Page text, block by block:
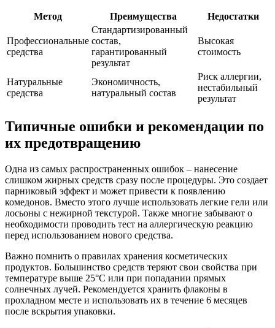
Метод Преимущества Недостатки
Профессиональные
средства
Стандартизированный
состав,
гарантированный
результат
Высокая
стоимость
Натуральные
средства
Экономичность,
натуральный состав
Риск аллергии,
нестабильный
результат
Типичные ошибки и рекомендации по
их предотвращению
Одна из самых распространенных ошибок – нанесение
слишком жирных средств сразу после процедуры. Это создает
парниковый эффект и может привести к появлению
комедонов. Вместо этого лучше использовать легкие гели или
лосьоны с нежирной текстурой. Также многие забывают о
необходимости проводить тест на аллергическую реакцию
перед использованием нового средства.
Важно помнить о правилах хранения косметических
продуктов. Большинство средств теряют свои свойства при
температуре выше 25°C или при попадании прямых
солнечных лучей. Рекомендуется хранить флаконы в
прохладном месте и использовать их в течение 6 месяцев
после вскрытия упаковки.